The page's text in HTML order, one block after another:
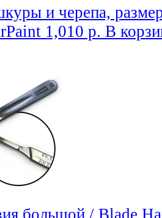
и черепа,
1,010 р. В